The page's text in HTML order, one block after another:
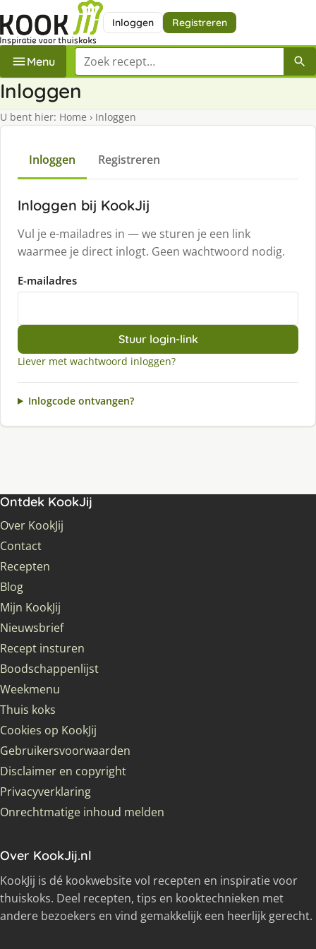
Inloggen Registreren
Menu Zoek een recept
Inloggen
U bent hier: Home › Inloggen
Inloggen Registreren
Inloggen bij KookJij
Vul je e-mailadres in — we sturen je een link
waarmee je direct inlogt. Geen wachtwoord nodig.
E-mailadres
Stuur login-link
Liever met wachtwoord inloggen?
Inlogcode ontvangen?
Ontdek KookJij
Over KookJij
Contact
Recepten
Blog
Mijn KookJij
Nieuwsbrief
Recept insturen
Boodschappenlijst
Weekmenu
Thuis koks
Cookies op KookJij
Gebruikersvoorwaarden
Disclaimer en copyright
Privacyverklaring
Onrechtmatige inhoud melden
Over KookJij.nl
KookJij is dé kookwebsite vol recepten en inspiratie voor
thuiskoks. Deel recepten, tips en kooktechnieken met
andere bezoekers en vind gemakkelijk een heerlijk gerecht.